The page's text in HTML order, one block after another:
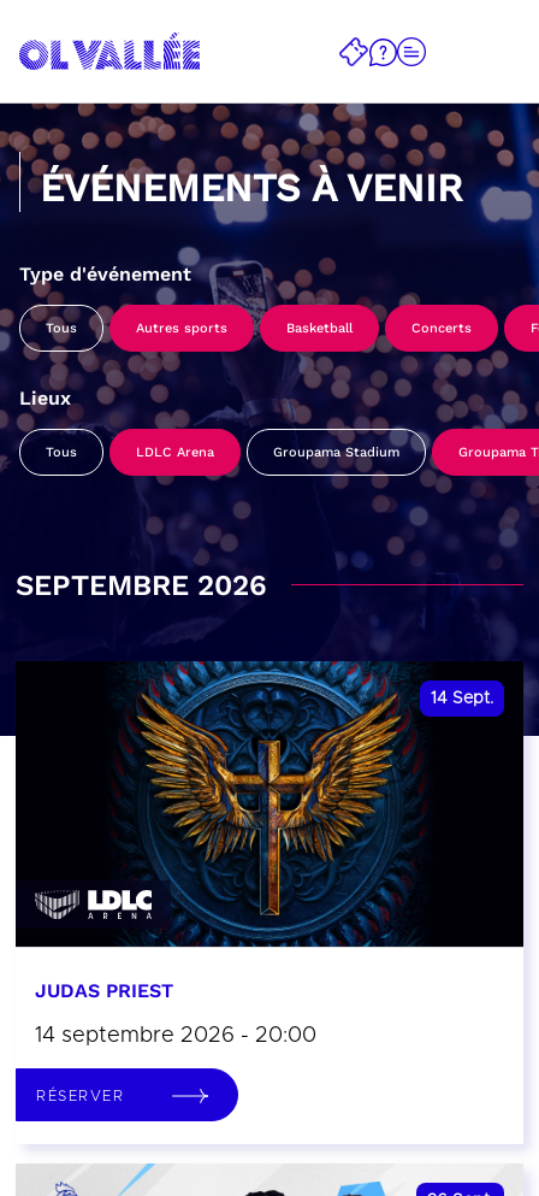
ÉVÉNEMENTS À VENIR
Type d'événement
Tous Autres sports Basketball Concerts
Lieux
Tous LDLC Arena Groupama Stadium Groupama
SEPTEMBRE 2026
14 Sept.
JUDAS PRIEST
14 septembre 2026 - 20:00
RÉSERVER